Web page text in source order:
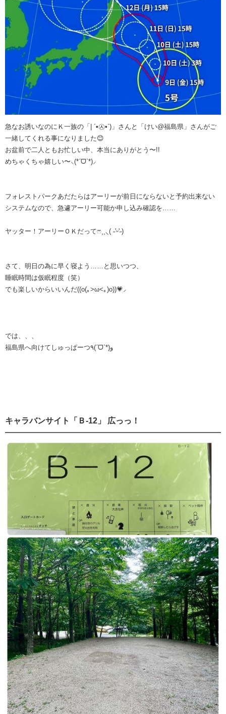
急なお誘いなのにＫ一族の「| ´•㉦•`)」さんと「けい@福島県」さんがご
一緒してくれる事になりました😊
お盆前で二人ともお忙しい中、本当にありがとう〜!!
めちゃくちゃ嬉しい〜⸜(*ˊᗜˋ*)⸝
フォレストパークあだたらはアーリーが前日にならないと予約出来ない
システムなので、急遽アーリー可能か申し込み確認を……
ヤッター！アーリーＯＫだってෆ⸒⸒⸜( ˶'ᵕ'˶)
さて、明日の為に早く寝よう……と思いつつ、
睡眠時間は仮眠程度（笑）
でも楽しいからいいんだ((o(｡>ω<｡)o))💗⸝
では、、、
福島県へ向けてしゅっぱーつ٩(ˊᗜˋ*)و
キャラバンサイト「Ｂ-12」 広っっ！